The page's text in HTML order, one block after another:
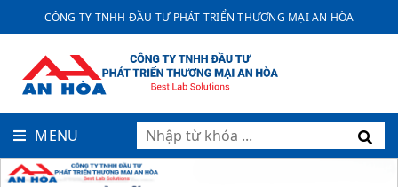
CÔNG TY TNHH ĐẦU TƯ PHÁT TRIỂN THƯƠNG MẠI AN HÒA
MENU